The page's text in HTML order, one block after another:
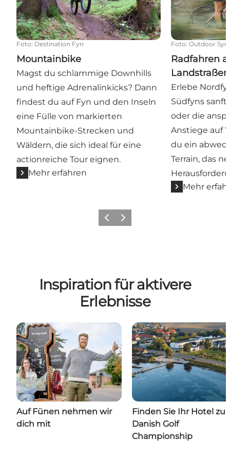
Foto: Destination Fyn
Mountainbike
Magst du schlammige Downhills
und heftige Adrenalinkicks? Dann
findest du auf Fyn und den Inseln
eine Fülle von markierten
Mountainbike-Strecken und
Wäldern, die sich ideal für eine
actionreiche Tour eignen.
Mehr erfahren
Foto: Outdoor
Radfahren
Landstraßen
Erlebe
Südfyns
oder die
Anstiege auf
du ein
Terrain, das
Mehr
ZurückWeiter
Inspiration für aktivere
Erlebnisse
Auf Fünen nehmen wir
dich mit
Finden Sie Ihr Hotel zur
Danish Golf
Championship